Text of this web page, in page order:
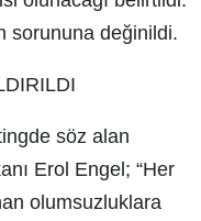
sorununa değinildi.
söz alan
Erol Engel; “Her
olumsuzluklara